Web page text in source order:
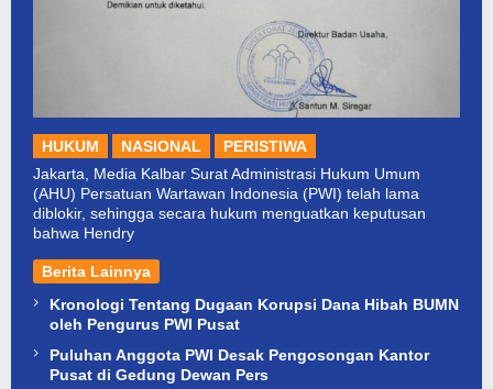
HUKUM NASIONAL
PERISTIWA
Jakarta, Media Kalbar Surat Administrasi Hukum Umum
(AHU) Persatuan Wartawan Indonesia (PWI) telah lama
diblokir, sehingga secara hukum menguatkan keputusan
bahwa Hendry
Berita Lainnya
Kronologi Tentang Dugaan Korupsi Dana Hibah BUMN
oleh Pengurus PWI Pusat
Puluhan Anggota PWI Desak Pengosongan Kantor
Pusat di Gedung Dewan Pers